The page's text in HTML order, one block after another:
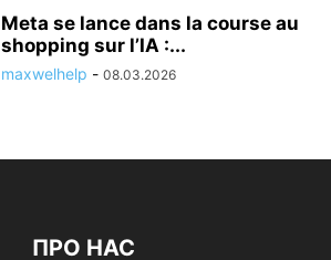
Meta se lance dans la course au
shopping sur l’IA :...
maxwelhelp - 08.03.2026
ПРО НАС